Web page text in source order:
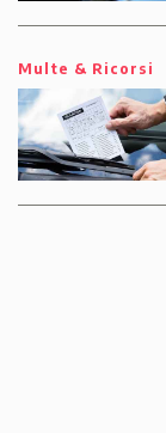
Multe & Ricorsi